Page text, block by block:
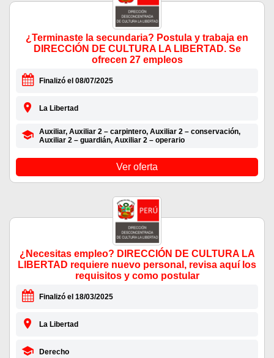
¿Terminaste la secundaria? Postula y trabaja en
DIRECCIÓN DE CULTURA LA LIBERTAD. Se
ofrecen 27 empleos
Finalizó el 08/07/2025
La Libertad
Auxiliar, Auxiliar 2 – carpintero, Auxiliar 2 – conservación,
Auxiliar 2 – guardián, Auxiliar 2 – operario
Ver oferta
¿Necesitas empleo? DIRECCIÓN DE CULTURA LA
LIBERTAD requiere nuevo personal, revisa aquí los
requisitos y como postular
Finalizó el 18/03/2025
La Libertad
Derecho